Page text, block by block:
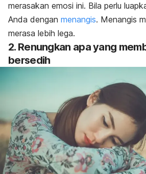
merasakan emosi ini. Bila perlu
Anda dengan menangis. Menangis
merasa lebih lega.
2. Renungkan apa yang
bersedih